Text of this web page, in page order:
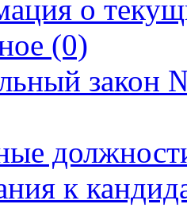
о
(0)
закон
к